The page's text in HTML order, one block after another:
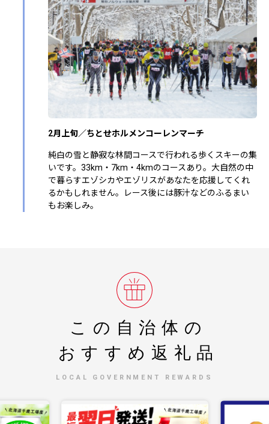
2月上旬／ちとせホルメンコーレンマーチ
純白の雪と静寂な林間コースで行われる歩くスキーの集
いです。33km・7km・4kmのコースあり。大自然の中
で暮らすエゾシカやエゾリスがあなたを応援してくれ
るかもしれません。レース後には豚汁などのふるまい
もお楽しみ。
この自治体の
おすすめ返礼品
LOCAL GOVERNMENT REWARDS